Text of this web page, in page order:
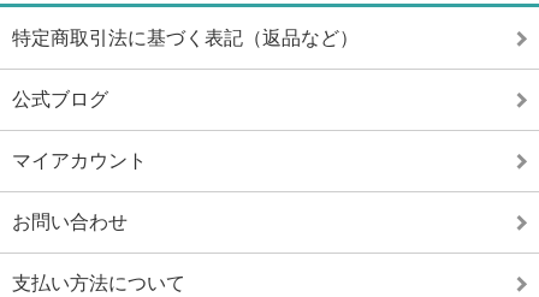
特定商取引法に基づく表記（返品など）
公式ブログ
マイアカウント
お問い合わせ
支払い方法について